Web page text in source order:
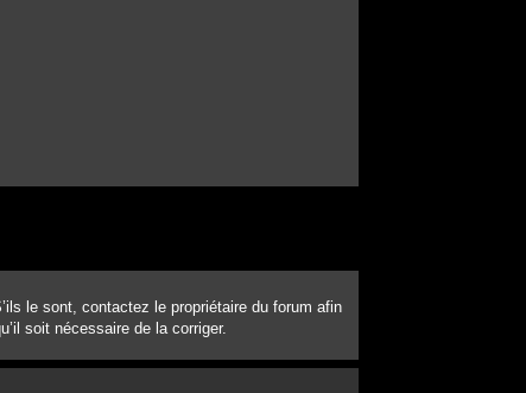
le sont, contactez le propriétaire du forum afin
soit nécessaire de la corriger.